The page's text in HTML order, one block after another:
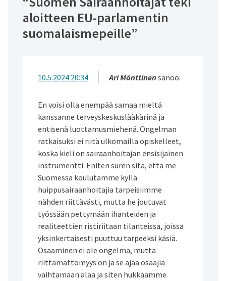
aloitteen EU-parlamentin
suomalaismepeille”
Ari Mönttinen sanoo:
10.5.2024 20:34
En voisi olla enempää samaa mieltä
kanssanne terveyskeskuslääkärinä ja
entisenä luottamusmiehenä. Ongelman
ratkaisuksi ei riitä ulkomailla opiskelleet,
koska kieli on sairaanhoitajan ensisijainen
instrumentti. Eniten suren sitä, että me
Suomessa koulutamme kyllä
huippusairaanhoitajia tarpeisiimme
nähden riittävästi, mutta he joutuvat
työssään pettymään ihanteiden ja
realiteettien ristiriitaan tilanteissa, joissa
yksinkertaisesti puuttuu tarpeeksi käsiä.
Osaaminen ei ole ongelma, mutta
riittämättömyys on ja se ajaa osaajia
vaihtamaan alaa ja siten hukkaamme